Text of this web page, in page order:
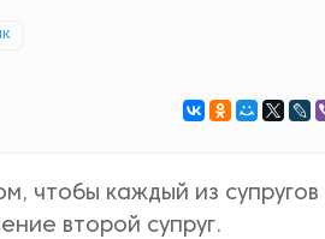
чтобы каждый из супругов
второй супруг.